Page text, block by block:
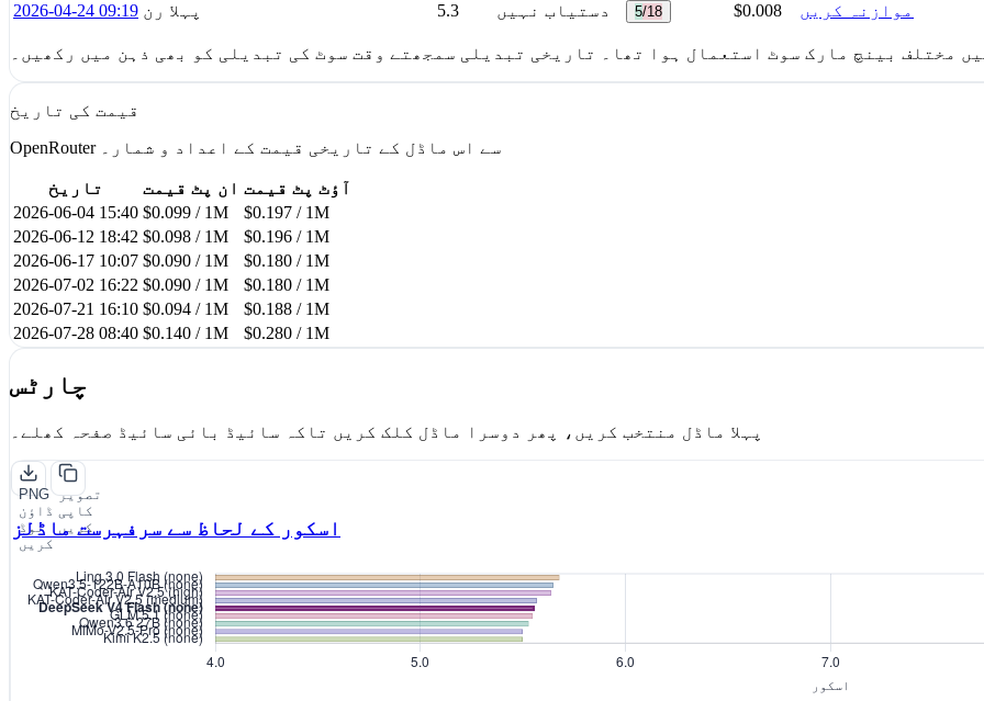
2026-04-24 09:19 پہلا رن 5.3 دستیاب نہیں 5/18 $0.008 موازنہ کریں
مختلف بینچ مارک سوٹ استعمال ہوا تھا۔ تاریخی تبدیلی سمجھتے وقت سوٹ کی تبدیلی کو بھی ذہن میں رکھیں۔
قیمت کی تاریخ
OpenRouter سے اس ماڈل کے تاریخی قیمت کے اعداد و شمار۔
تاریخ ان پٹ قیمت آؤٹ پٹ قیمت
2026-06-04 15:40 $0.099 / 1M
$0.197 / 1M
2026-06-12 18:42 $0.098 / 1M
$0.196 / 1M
2026-06-17 10:07 $0.090 / 1M
$0.180 / 1M
2026-07-02 16:22 $0.090 / 1M
$0.180 / 1M
2026-07-21 16:10 $0.094 / 1M
$0.188 / 1M
2026-07-28 08:40 $0.140 / 1M $0.280 / 1M
چارٹس
پہلا ماڈل منتخب کریں، پھر دوسرا ماڈل کلک کریں تاکہ سائیڈ بائی سائیڈ صفحہ کھلے۔
PNG
ڈاؤن
لوڈ
کریں
تصویر
کاپی
کریں
اسکور کے لحاظ سے سرفہرست ماڈلز